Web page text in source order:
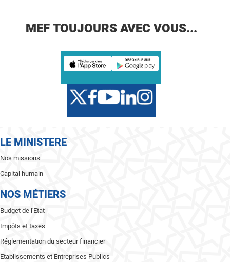
MEF TOUJOURS AVEC VOUS...
LE MINISTERE
Nos missions
Capital humain
NOS MÉTIERS
Budget de l'Etat
Impôts et taxes
Réglementation du secteur financier
Etablissements et Entreprises Publics